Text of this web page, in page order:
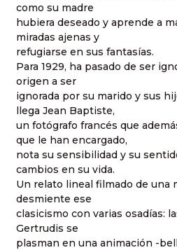
como su madre
hubiera deseado y aprende a
miradas ajenas y
refugiarse en sus fantasías.
Para 1929, ha pasado de ser
origen a ser
ignorada por su marido y sus
llega Jean Baptiste,
un fotógrafo francés que
que le han encargado,
nota su sensibilidad y su
cambios en su vida.
Un relato lineal filmado de una
desmiente ese
clasicismo con varias osadías:
Gertrudis se
plasman en una animación -